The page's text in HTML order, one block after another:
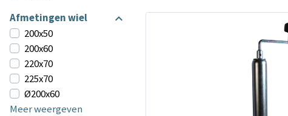
Afmetingen wiel
200x50
200x60
220x70
225x70
Ø200x60
Meer weergeven